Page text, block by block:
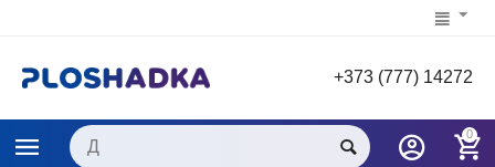
+373 (777) 14272
0